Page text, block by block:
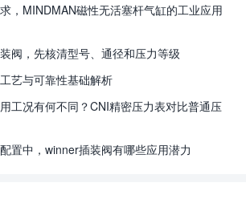
，MINDMAN磁性无活塞杆气缸的工业应用
阀，先核清型号、通径和压力等级
艺与可靠性基础解析
工况有何不同？CNI精密压力表对比普通压
置中，winner插装阀有哪些应用潜力